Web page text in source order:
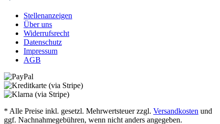
Stellenanzeigen
Über uns
Widerrufsrecht
Datenschutz
Impressum
AGB
* Alle Preise inkl. gesetzl. Mehrwertsteuer zzgl. Versandkosten und
ggf. Nachnahmegebühren, wenn nicht anders angegeben.